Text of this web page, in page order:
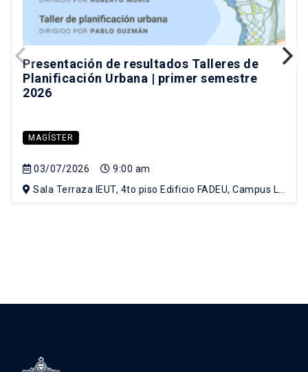
Presentación de resultados Talleres de
Planificación Urbana | primer semestre
2026
MAGÍSTER
03/07/2026
9:00 am
Sala Terraza IEUT, 4to piso Edificio FADEU, Campus Lo